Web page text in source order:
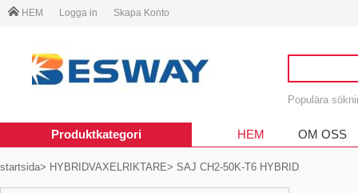
HEM Logga in Skapa Konto
Populära
Produktkategori HEM OM OSS
startsida> HYBRIDVAXELRIKTARE> SAJ CH2-50K-T6 HYBRID